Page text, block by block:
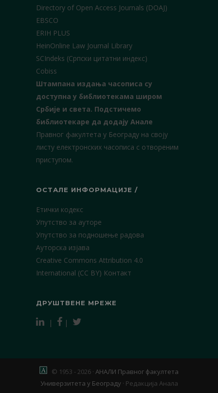
Directory of Open Access Journals (DOAJ)
EBSCO
ERIH PLUS
HeinOnline Law Journal Library
SCIndeks (Српски цитатни индекс)
Cobiss
Штампана издања часописа су
доступна у библиотекама широм
Србије и света. Подстичемо
библиотекаре да додају Анале
Правног факултета у Београду на своју
листу електронских часописа с отвореним
приступом.
ОСТАЛЕ ИНФОРМАЦИЈЕ /
Етички кодекс
Упутство за ауторе
Упутство за подношење радова
Ауторска изјава
Creative Commons Attribution 4.0
International (CC BY) Контакт
ДРУШТВЕНЕ МРЕЖЕ
| |
© 1953 - 2026 · АНАЛИ Правног факултета
Универзитета у Београду · Редакција Анала